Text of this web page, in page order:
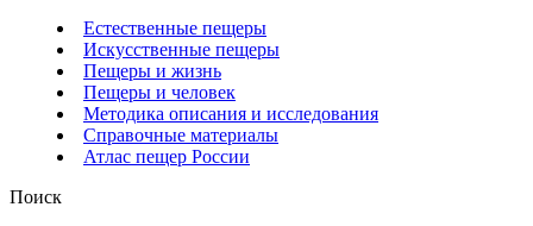
Естественные пещеры
Искусственные пещеры
Пещеры и жизнь
Пещеры и человек
Методика описания и исследования
Справочные материалы
Атлас пещер России
Поиск